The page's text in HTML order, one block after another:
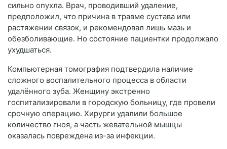
сильно опухла. Врач, проводивший удаление,
предположил, что причина в травме сустава или
растяжении связок, и рекомендовал лишь мазь и
обезболивающие. Но состояние пациентки продолжало
ухудшаться.
Компьютерная томография подтвердила наличие
сложного воспалительного процесса в области
удалённого зуба. Женщину экстренно
госпитализировали в городскую больницу, где провели
срочную операцию. Хирурги удалили большое
количество гноя, а часть жевательной мышцы
оказалась повреждена из-за инфекции.